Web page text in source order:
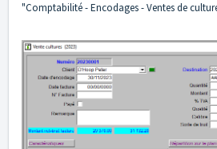
"Comptabilité - Encodages - Ventes de